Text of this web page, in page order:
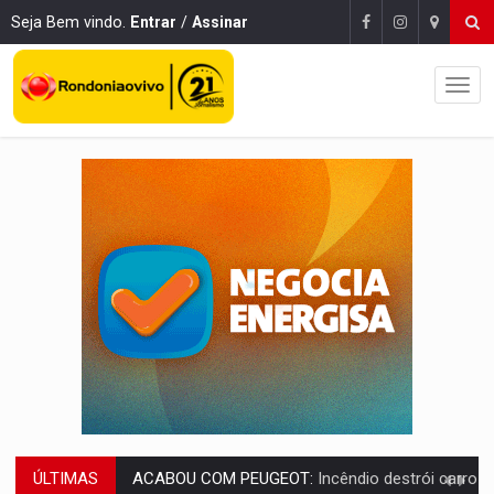
Seja Bem vindo. Entrar / Assinar
ÚLTIMAS VÍDEO:Ladrão é filmado furtando moto na frente do bar